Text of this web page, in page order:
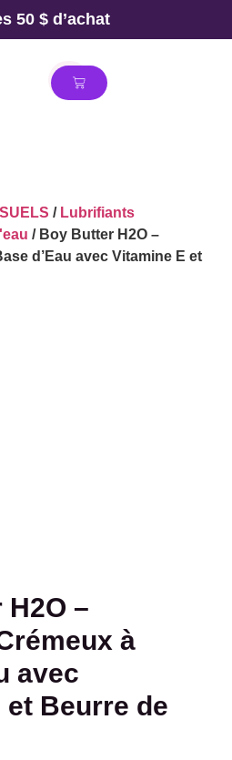
50 $ d’achat
/ Lubrifiants
/ Boy Butter H2O –
d’Eau avec Vitamine E et
–
à
avec
et Beurre de